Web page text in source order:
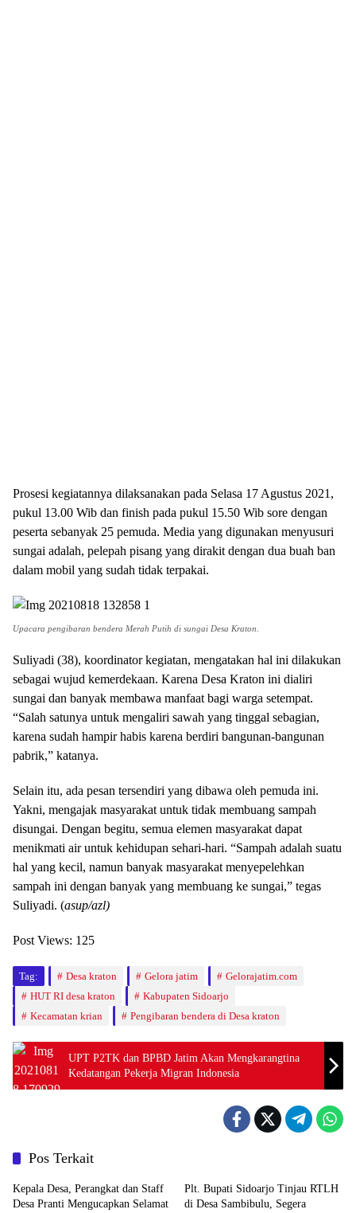
Prosesi kegiatannya dilaksanakan pada Selasa 17 Agustus 2021,
pukul 13.00 Wib dan finish pada pukul 15.50 Wib sore dengan
peserta sebanyak 25 pemuda. Media yang digunakan menyusuri
sungai adalah, pelepah pisang yang dirakit dengan dua buah ban
dalam mobil yang sudah tidak terpakai.
Upacara pengibaran bendera Merah Putih di sungai Desa Kraton.
Suliyadi (38), koordinator kegiatan, mengatakan hal ini dilakukan
sebagai wujud kemerdekaan. Karena Desa Kraton ini dialiri
sungai dan banyak membawa manfaat bagi warga setempat.
“Salah satunya untuk mengaliri sawah yang tinggal sebagian,
karena sudah hampir habis karena berdiri bangunan-bangunan
pabrik,” katanya.
Selain itu, ada pesan tersendiri yang dibawa oleh pemuda ini.
Yakni, mengajak masyarakat untuk tidak membuang sampah
disungai. Dengan begitu, semua elemen masyarakat dapat
menikmati air untuk kehidupan sehari-hari. “Sampah adalah suatu
hal yang kecil, namun banyak masyarakat menyepelehkan
sampah ini dengan banyak yang membuang ke sungai,” tegas
Suliyadi. (asup/azl)
Post Views: 125
Tag: Desa kraton Gelora jatim
Gelorajatim.com
HUT RI desa kraton
Kabupaten Sidoarjo
Kecamatan krian
Pengibaran bendera di Desa kraton
UPT P2TK dan BPBD Jatim Akan Mengkarangtina
Kedatangan Pekerja Migran Indonesia
Pos Terkait
Kepala Desa, Perangkat dan Staff
Desa Pranti Mengucapkan Selamat
Plt. Bupati Sidoarjo Tinjau RTLH
di Desa Sambibulu, Segera